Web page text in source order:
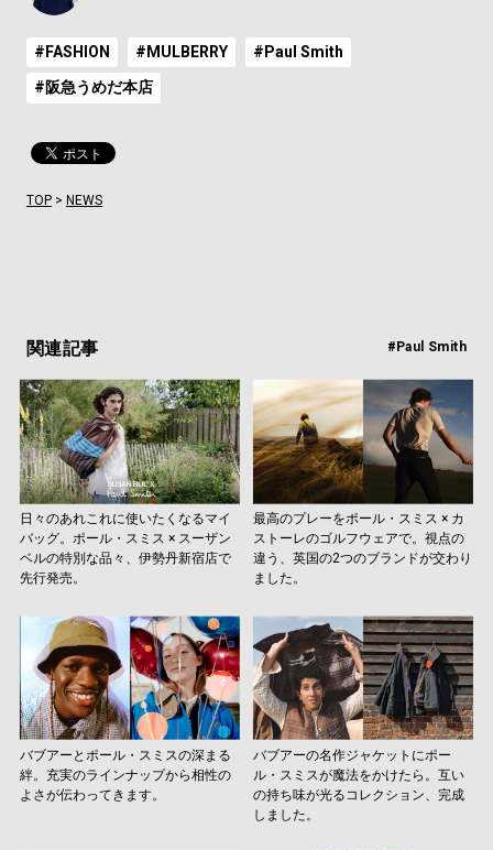
#FASHION #MULBERRY #Paul Smith
#阪急うめだ本店
TOP> NEWS
関連記事 #Paul Smith
日々のあれこれに使いたくなるマイ
バッグ。ポール・スミス × スーザン
ベルの特別な品々、伊勢丹新宿店で
先行発売。
最高のプレーをポール・スミス × カ
ストーレのゴルフウェアで。視点の
違う、英国の2つのブランドが交わり
ました。
バブアーとポール・スミスの深まる
絆。充実のラインナップから相性の
よさが伝わってきます。
バブアーの名作ジャケットにポー
ル・スミスが魔法をかけたら。互い
の持ち味が光るコレクション、完成
しました。